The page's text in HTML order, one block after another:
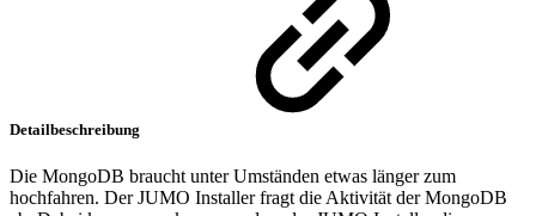
Detailbeschreibung
Die MongoDB braucht unter Umständen etwas länger zum
hochfahren. Der JUMO Installer fragt die Aktivität der MongoDB